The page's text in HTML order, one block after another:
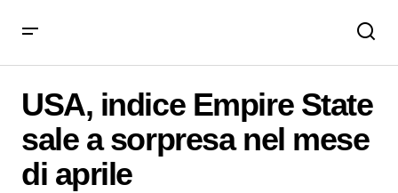
USA, indice Empire State
sale a sorpresa nel mese
di aprile